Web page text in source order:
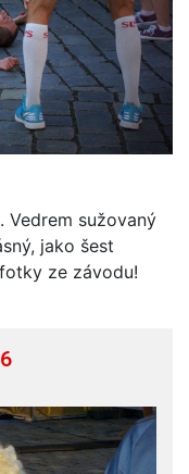
Vedrem sužovaný
jako šest
ze závodu!